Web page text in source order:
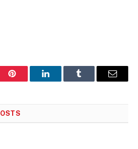
Pinterest LinkedInTumblr
E-